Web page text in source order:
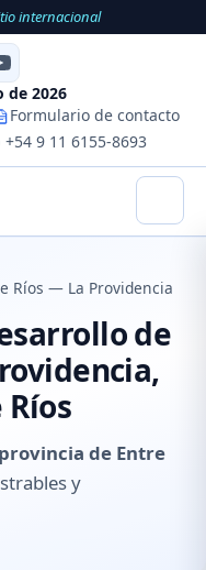
internacional
de 2026
Formulario de contacto
9 11 6155-8693
Ríos — La Providencia
de
de Entre
y